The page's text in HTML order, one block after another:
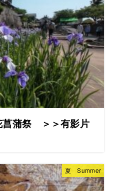
菖蒲祭 ＞＞有影片
夏 Summer